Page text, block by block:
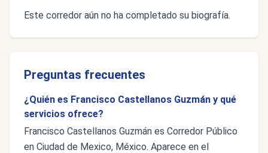
Este corredor aún no ha completado su biografía.
Preguntas frecuentes
¿Quién es Francisco Castellanos Guzmán y qué
servicios ofrece?
Francisco Castellanos Guzmán es Corredor Público
en Ciudad de Mexico, México. Aparece en el